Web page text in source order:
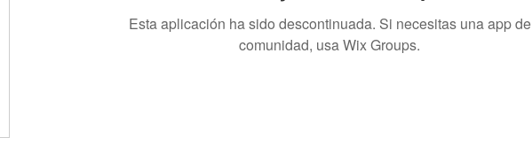
Esta aplicación ha sido descontinuada. Si necesitas una app de
comunidad, usa Wix Groups.